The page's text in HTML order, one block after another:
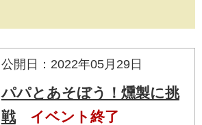
公開日：2022年05月29日
パパとあそぼう！燻製に挑
戦
イベント終了